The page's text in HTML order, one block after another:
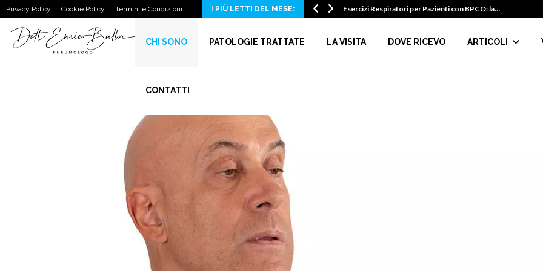
Privacy Policy Cookie Policy Termini e Condizioni I PIÙ LETTI DEL MESE:
Disventilazione Parenchimale, Strie Fibrotiche e Peribronchite nella… Esercizi Respiratori per Pazienti con BPCO: la…
CHI SONO PATOLOGIE TRATTATE LA VISITA DOVE RICEVO ARTICOLI
CONTATTI